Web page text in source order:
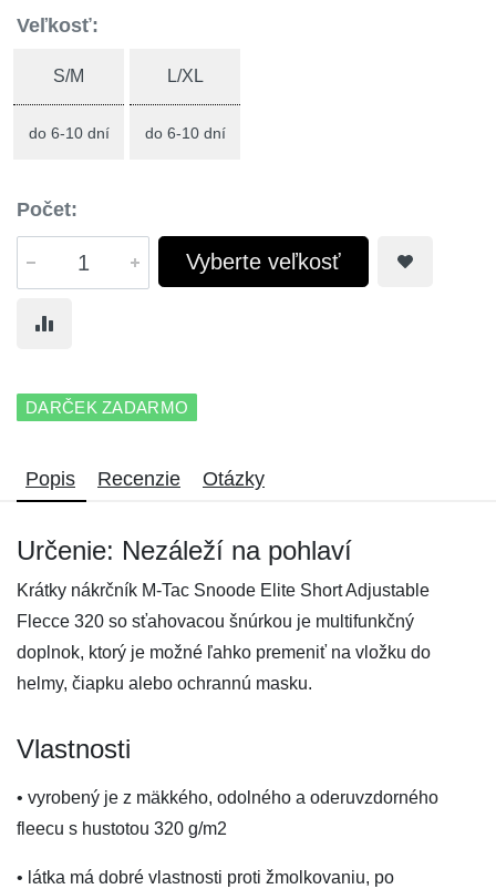
Veľkosť:
S/M
do 6-10 dní
L/XL
do 6-10 dní
Počet:
Vyberte veľkosť
DARČEK ZADARMO
Popis Recenzie Otázky
Určenie: Nezáleží na pohlaví
Krátky nákrčník M-Tac Snoode Elite Short Adjustable
Flecce 320 so sťahovacou šnúrkou je multifunkčný
doplnok, ktorý je možné ľahko premeniť na vložku do
helmy, čiapku alebo ochrannú masku.
Vlastnosti
• vyrobený je z mäkkého, odolného a oderuvzdorného
fleecu s hustotou 320 g/m2
• látka má dobré vlastnosti proti žmolkovaniu, po